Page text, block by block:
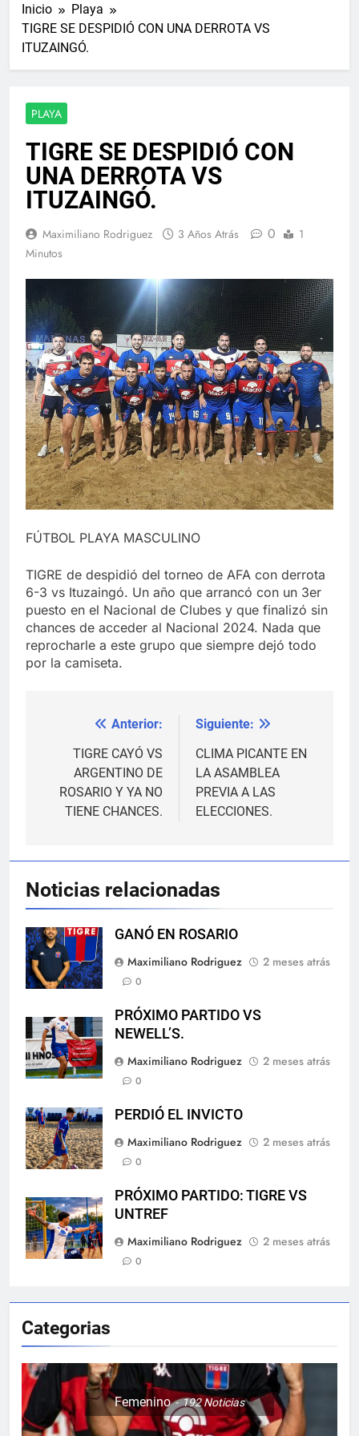
Inicio
Playa
TIGRE SE DESPIDIÓ CON UNA DERROTA VS
ITUZAINGÓ.
PLAYA
TIGRE SE DESPIDIÓ CON
UNA DERROTA VS
ITUZAINGÓ.
Maximiliano Rodriguez 3 Años Atrás 0
1
Minutos
FÚTBOL PLAYA MASCULINO
TIGRE de despidió del torneo de AFA con derrota
6-3 vs Ituzaingó. Un año que arrancó con un 3er
puesto en el Nacional de Clubes y que finalizó sin
chances de acceder al Nacional 2024. Nada que
reprocharle a este grupo que siempre dejó todo
por la camiseta.
Navegación
entradas
Anterior:
TIGRE CAYÓ VS
ARGENTINO DE
ROSARIO Y YA NO
TIENE CHANCES.
Siguiente:
CLIMA PICANTE EN
LA ASAMBLEA
PREVIA A LAS
ELECCIONES.
Noticias relacionadas
GANÓ EN ROSARIO
Maximiliano Rodriguez
2 meses atrás
0
PRÓXIMO PARTIDO VS
NEWELL’S.
Maximiliano Rodriguez
2 meses atrás
0
PERDIÓ EL INVICTO
Maximiliano Rodriguez
2 meses atrás
0
PRÓXIMO PARTIDO: TIGRE VS
UNTREF
Maximiliano Rodriguez
2 meses atrás
0
Categorias
Femenino 192Noticias